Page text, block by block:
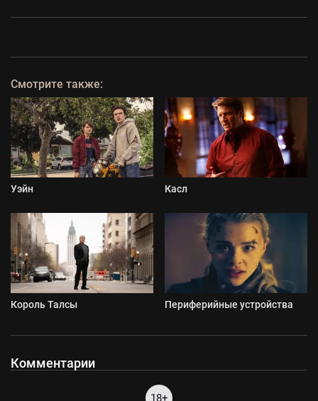
Смотрите также:
Уэйн Касл
Король Талсы Периферийные устройства
Комментарии
18+